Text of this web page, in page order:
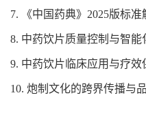
7. 《中国药典》2025版标
8. 中药饮片质量控制与智能
9. 中药饮片临床应用与疗效
10. 炮制文化的跨界传播与